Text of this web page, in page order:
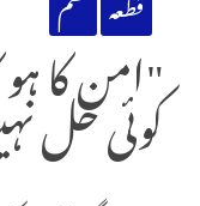
"امن کا
کوئی حل